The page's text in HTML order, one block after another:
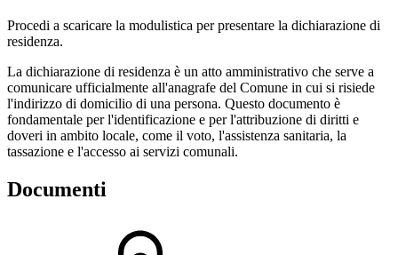
Procedi a scaricare la modulistica per presentare la dichiarazione di
residenza.
La dichiarazione di residenza è un atto amministrativo che serve a
comunicare ufficialmente all'anagrafe del Comune in cui si risiede
l'indirizzo di domicilio di una persona. Questo documento è
fondamentale per l'identificazione e per l'attribuzione di diritti e
doveri in ambito locale, come il voto, l'assistenza sanitaria, la
tassazione e l'accesso ai servizi comunali.
Documenti